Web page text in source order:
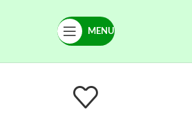
MENU